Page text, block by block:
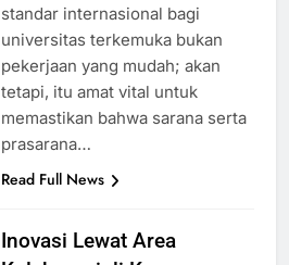
standar internasional bagi
universitas terkemuka bukan
pekerjaan yang mudah; akan
tetapi, itu amat vital untuk
memastikan bahwa sarana serta
prasarana…
Read Full News
Inovasi Lewat Area